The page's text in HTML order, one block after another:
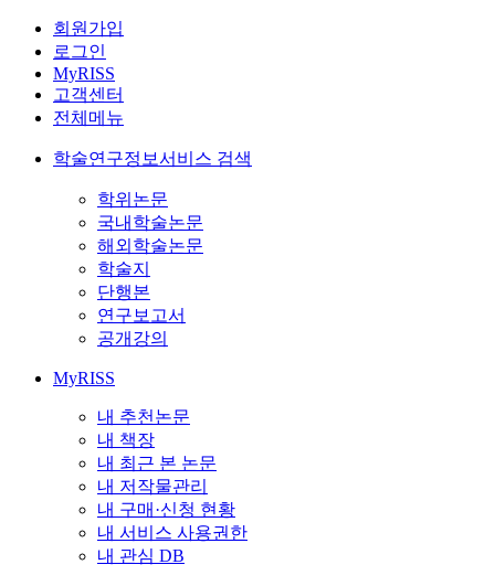
회원가입
로그인
MyRISS
고객센터
전체메뉴
학술연구정보서비스 검색
학위논문
국내학술논문
해외학술논문
학술지
단행본
연구보고서
공개강의
MyRISS
내 추천논문
내 책장
내 최근 본 논문
내 저작물관리
내 구매·신청 현황
내 서비스 사용권한
내 관심 DB